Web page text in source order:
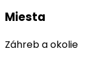
Miesta
Záhreb a okolie